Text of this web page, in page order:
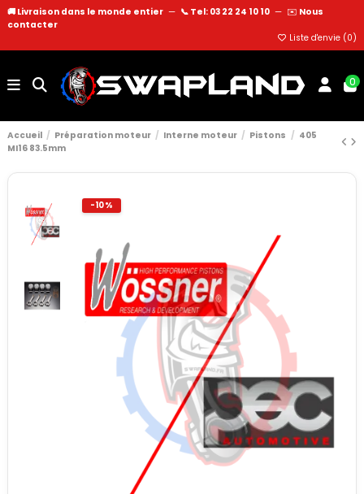
🚚 Livraison dans le monde entier — 📞 Tel: 03 22 24 10 10 — ✉️ Nous
contacter
Liste d'envie (0)
0
Accueil Préparation moteur Interne moteur Pistons
405
MI16 83.5mm
-10%